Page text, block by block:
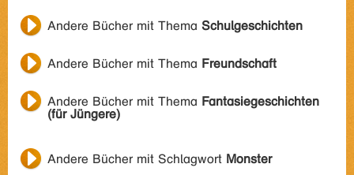
Andere Bücher mit Thema Schulgeschichten
Andere Bücher mit Thema Freundschaft
Andere Bücher mit Thema Fantasiegeschichten
(für Jüngere)
Andere Bücher mit Schlagwort Monster